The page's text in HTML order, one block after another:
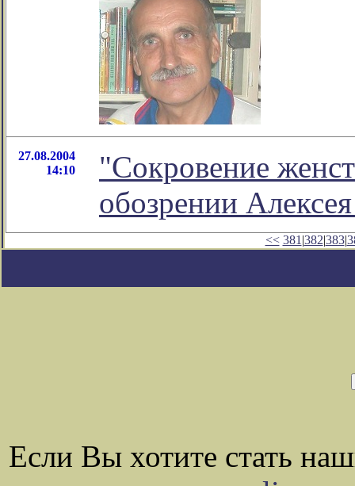
27.08.2004
14:10
"Сокровение
обозрении
<< 381 |382|383|
Если Вы хотите стать